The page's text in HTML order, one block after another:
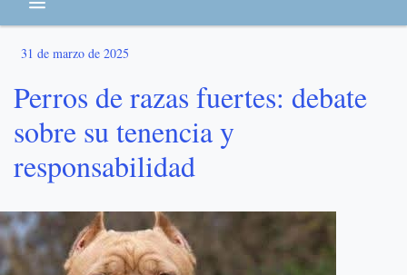
31 de marzo de 2025
Perros de razas fuertes: debate
sobre su tenencia y
responsabilidad